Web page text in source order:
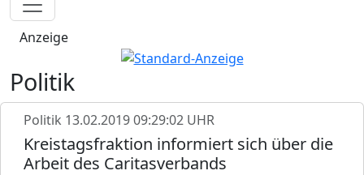
Anzeige
Politik
Politik 13.02.2019 09:29:02 UHR
Kreistagsfraktion informiert sich über die
Arbeit des Caritasverbands